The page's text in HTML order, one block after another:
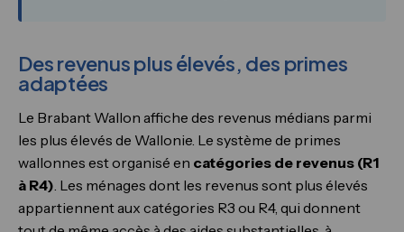
Des revenus plus élevés, des primes
adaptées
Le Brabant Wallon affiche des revenus médians parmi
les plus élevés de Wallonie. Le système de primes
wallonnes est organisé en catégories de revenus (R1
à R4). Les ménages dont les revenus sont plus élevés
appartiennent aux catégories R3 ou R4, qui donnent